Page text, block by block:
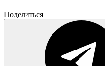
Поделиться